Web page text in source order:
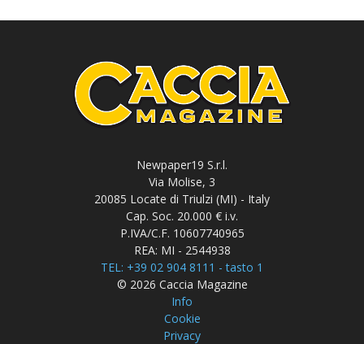
Newpaper19 S.r.l.
Via Molise, 3
20085 Locate di Triulzi (MI) - Italy
Cap. Soc. 20.000 € i.v.
P.IVA/C.F. 10607740965
REA: MI - 2544938
TEL: +39 02 904 8111 - tasto 1
© 2026 Caccia Magazine
Info
Cookie
Privacy